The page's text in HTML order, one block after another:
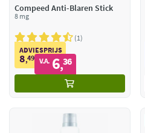
Compeed Anti-Blaren Stick
8 mg
1
ADVIESPRIJS
8,49 V.A. 6,36